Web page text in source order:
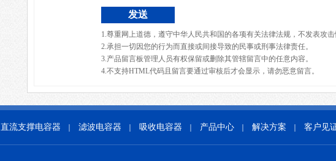
1.尊重网上道德，遵守中华人民共和国的各项有关法律法规，不发表攻
2.承担一切因您的行为而直接或间接导致的民事或刑事法律责任。
3.产品留言板管理人员有权保留或删除其管辖留言中的任意内容。
4.不支持HTML代码且留言要通过审核后才会显示，请勿恶意留言。
直流支撑电容器 滤波电容器 吸收电容器 产品中心 解决方案 客户见